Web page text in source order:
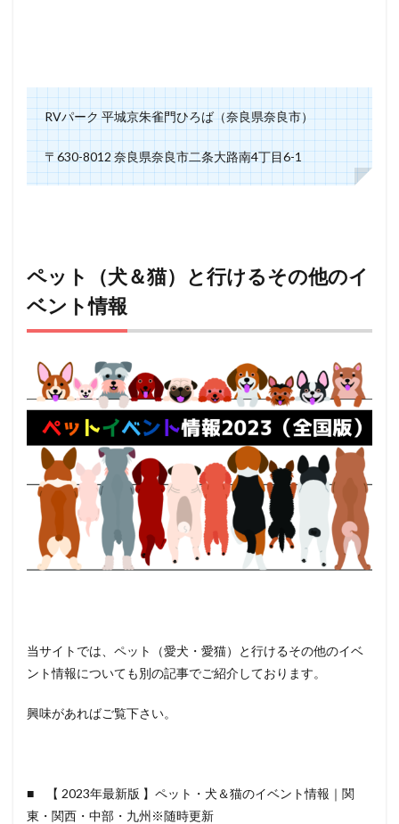
RVパーク 平城京朱雀門ひろば（奈良県奈良市）
〒630-8012 奈良県奈良市二条大路南4丁目6-1
ペット（犬＆猫）と行けるその他のイ
ベント情報
当サイトでは、ペット（愛犬・愛猫）と行けるその他のイベ
ント情報についても別の記事でご紹介しております。
興味があればご覧下さい。
■ 【 2023年最新版 】ペット・犬＆猫のイベント情報｜関
東・関西・中部・九州※随時更新